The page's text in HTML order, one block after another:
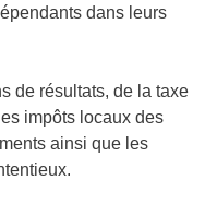
dans leurs
de résultats, de la taxe
impôts locaux des
ainsi que les